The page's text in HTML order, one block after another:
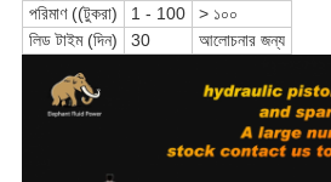
পরিমাণ ((টুকরা)
1 - 100
> ১০০
লিড টাইম (দিন)
30 আলোচনার জন্য